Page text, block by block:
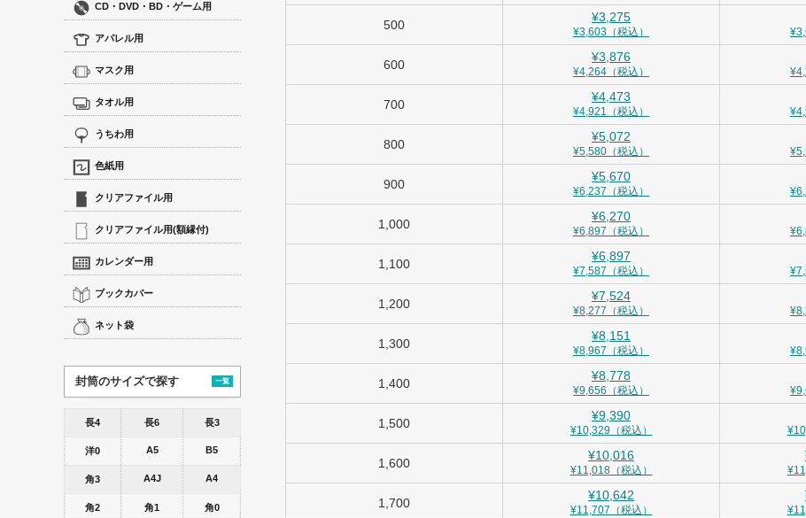
CD・DVD・BD・ゲーム用
アパレル用
マスク用
タオル用
うちわ用
色紙用
クリアファイル用
クリアファイル用(額縁付)
カレンダー用
ブックカバー
ネット袋
封筒のサイズで探す 一覧
長4 長6 長3
洋0 A5 B5
角3 A4J A4
角2 角1 角0
500
¥3,275
¥3,603（税込）
600
¥3,876
¥4,264（税込）
700
¥4,473
¥4,921（税込）
800
¥5,072
¥5,580（税込）
900
¥5,670
¥6,237（税込）
1,000
¥6,270
¥6,897（税込）
1,100
¥6,897
¥7,587（税込）
1,200
¥7,524
¥8,277（税込）
1,300
¥8,151
¥8,967（税込）
1,400
¥8,778
¥9,656（税込）
1,500
¥9,390
¥10,329（税込）
1,600
¥10,016
¥11,018（税込）
1,700
¥10,642
¥11,707（税込）